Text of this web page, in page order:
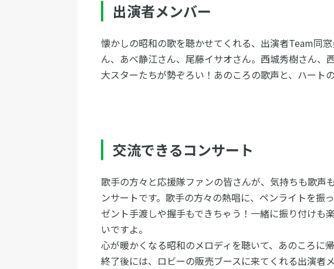
出演者メンバー
懐かしの昭和の歌を聴かせてくれる、出演者Team同
ん、あべ静江さん、尾藤イサオさん。西城秀樹さん、
大スターたちが勢ぞろい！あのころの歌声と、ハート
交流できるコンサート
歌手の方々と応援隊ファンの皆さんが、気持ちも歌声
ンサートです。歌手の方々の熱唱に、ペンライトを振
ゼント手渡しや握手もできちゃう！一緒に振り付けも
いですよ。
心が暖かくなる昭和のメロディを聴いて、あのころに
終了後には、ロビーの販売ブースに来てくれる出演者